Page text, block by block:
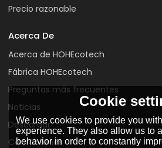
Precio razonable
Acerca De
Acerca de HOHEcotech
Fábrica HOHEcotech
Preguntas más frecuentes
Noticias
Descargar
Contáctenos
Cookie
We use cookies to provide you
experience. They also allow us to
behavior in order to constantly